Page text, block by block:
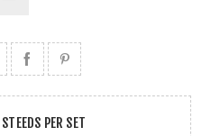
PER SET